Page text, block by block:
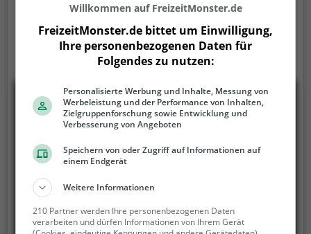
Willkommen auf FreizeitMonster.de
FreizeitMonster.de bittet um Einwilligung,
Ihre personenbezogenen Daten für
Folgendes zu nutzen:
Personalisierte Werbung und Inhalte, Messung von
Werbeleistung und der Performance von Inhalten,
Zielgruppenforschung sowie Entwicklung und
Verbesserung von Angeboten
Speichern von oder Zugriff auf Informationen auf
einem Endgerät
Weitere Informationen
210 Partner werden Ihre personenbezogenen Daten
verarbeiten und dürfen Informationen von Ihrem Gerät